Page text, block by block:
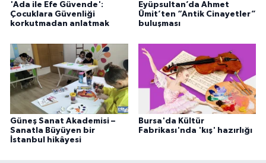
'Ada ile Efe Güvende':
Çocuklara Güvenliği
korkutmadan anlatmak
Eyüpsultan’da Ahmet
Ümit’ten “Antik Cinayetler”
buluşması
Güneş Sanat Akademisi –
Sanatla Büyüyen bir
İstanbul hikâyesi
Bursa'da Kültür
Fabrikası'nda 'kış' hazırlığı